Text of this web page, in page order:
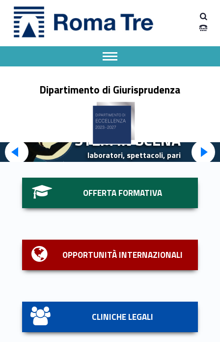
Dipartimento di Giurisprudenza
Primary Menu
Apri il menu secondario
Header info sidebar
STEM IN SCENA
laboratori, spettacoli, pari
Link identifier #identifier__53959-1
OFFERTA FORMATIVA
Link identifier #identifier__154590-2
OPPORTUNITÀ INTERNAZIONALI
Link identifier #identifier__46776-3
CLINICHE LEGALI